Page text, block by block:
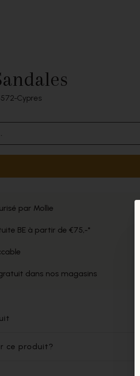
Cypres
par Mollie
BE à partir de €75,-*
dans nos magasins
ce produit?